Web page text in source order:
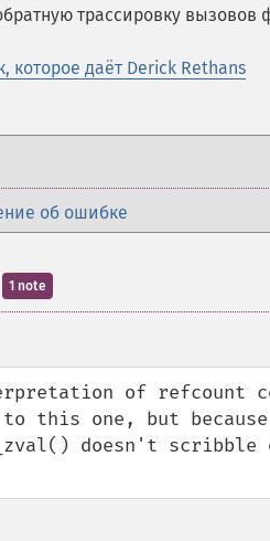
трассировку вызовов
которое даёт Derick Rethans
об ошибке
1 note
of refcount
this one, but because
doesn't